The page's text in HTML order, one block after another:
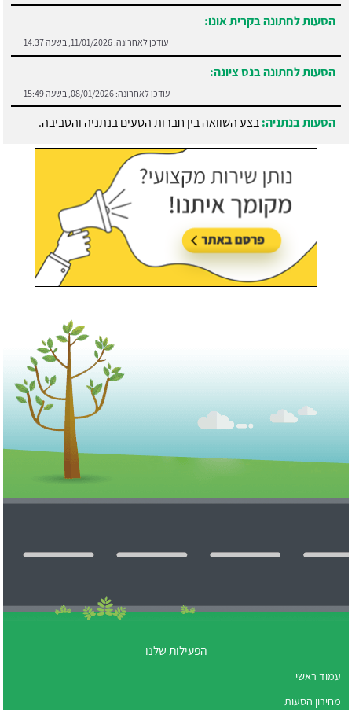
הסעות לחתונה בקרית אונו:
עודכן לאחרונה: 11/01/2026, בשעה 14:37
הסעות לחתונה בנס ציונה:
עודכן לאחרונה: 08/01/2026, בשעה 15:49
הסעות בנתניה:בצע השוואה בין חברות הסעים בנתניה והסביבה.
הפעילות שלנו
עמוד ראשי
מחירון הסעות